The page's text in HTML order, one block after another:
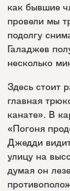
как бывшие
провели мы
подолгу
Галаджев
несколько
Здесь стоит
главная
канате». В
«Погоня
Джедди
улицу на
думая он